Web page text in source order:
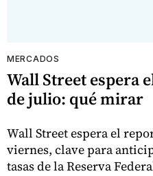
MERCADOS
Wall Street espera
de julio: qué mirar
Wall Street espera el
viernes, clave para
tasas de la Reserva